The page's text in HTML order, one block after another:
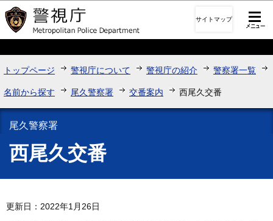
このページの本文へ移動
サイトマップ
トップページ 警視庁について 警視庁の紹介 警察署一覧
名前から探す 尾久警察署 交番案内 西尾久交番
尾久警察署
西尾久交番
更新日：2022年1月26日